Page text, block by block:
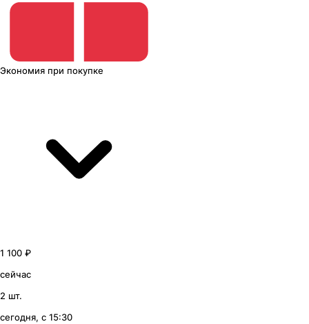
Экономия при покупке
1 100 ₽
сейчас
2 шт.
сегодня, с 15:30